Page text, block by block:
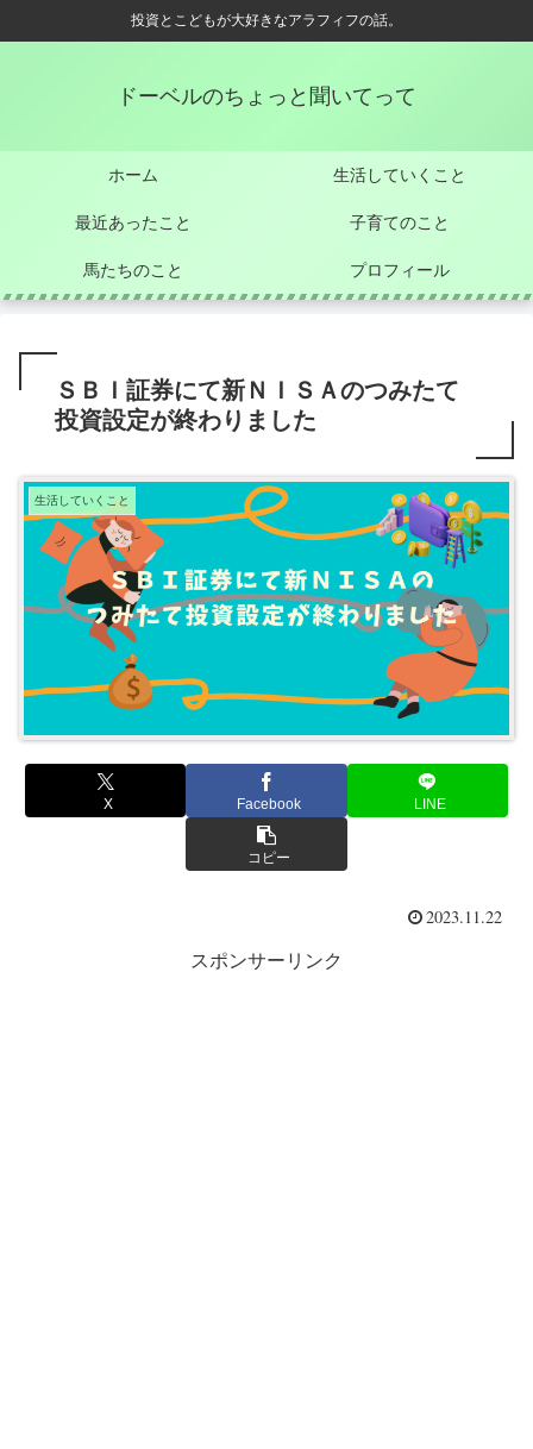
投資とこどもが大好きなアラフィフの話。
ドーベルのちょっと聞いてって
ホーム 生活していくこと
最近あったこと 子育てのこと
馬たちのこと プロフィール
ＳＢＩ証券にて新ＮＩＳＡのつみたて
投資設定が終わりました
生活していくこと
X Facebook LINE
コピー
2023.11.22
スポンサーリンク